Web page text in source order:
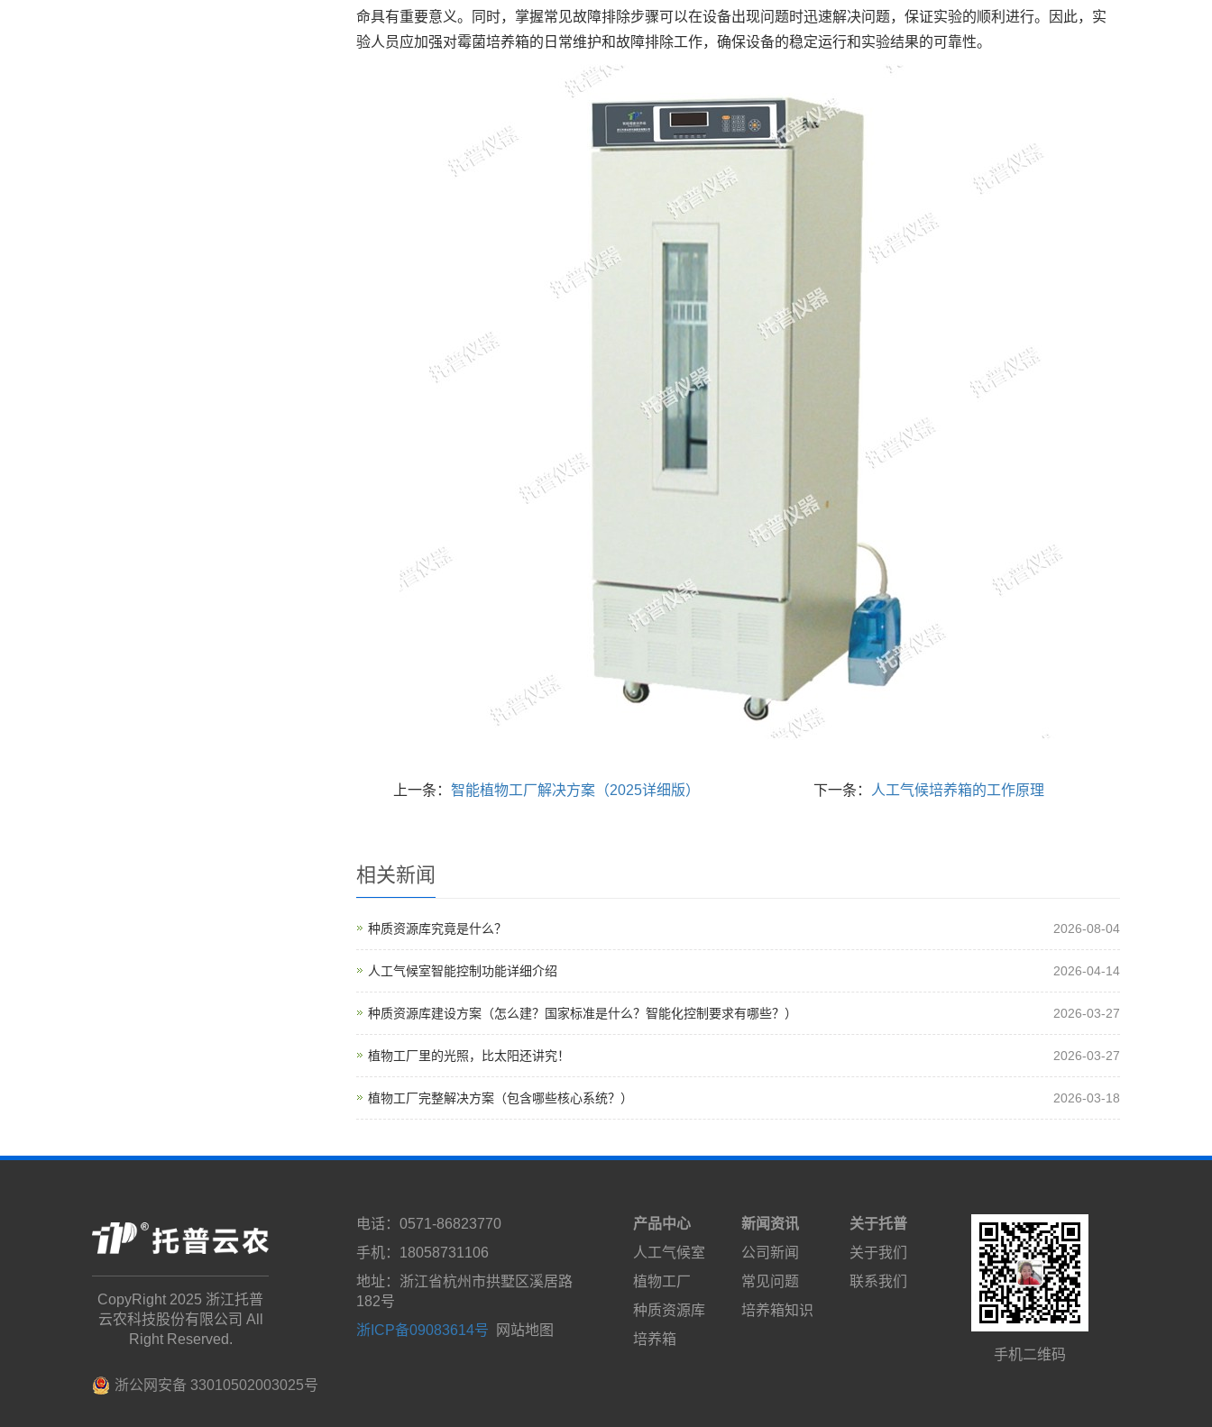
命具有重要意义。同时，掌握常见故障排除步骤可以在设备出现问题时迅速解决问题，保证实验的顺利进行。因此，实
验人员应加强对霉菌培养箱的日常维护和故障排除工作，确保设备的稳定运行和实验结果的可靠性。
上一条：智能植物工厂解决方案（2025详细版） 下一条： 人工气候培养箱的工作原理
相关新闻
种质资源库究竟是什么？ 2026-08-04
人工气候室智能控制功能详细介绍 2026-04-14
种质资源库建设方案（怎么建？国家标准是什么？智能化控制要求有哪些？） 2026-03-27
植物工厂里的光照，比太阳还讲究！ 2026-03-27
植物工厂完整解决方案（包含哪些核心系统？） 2026-03-18
CopyRight 2025 浙江托普
云农科技股份有限公司 All
Right Reserved.
浙公网安备 33010502003025号
电话：0571-86823770
手机：18058731106
地址：浙江省杭州市拱墅区溪居路
182号
浙ICP备09083614号
网站地图
产品中心
人工气候室
植物工厂
种质资源库
培养箱
新闻资讯
公司新闻
常见问题
培养箱知识
关于托普
关于我们
联系我们
手机二维码